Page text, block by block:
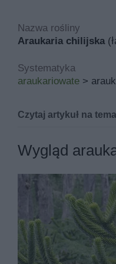
Nazwa rośliny
Araukaria chilijska
Systematyka
araukariowate >
Czytaj artykuł na
Małpie
W naszych
ogrodzie, zalicza się
Jeśli szukasz więcej
Małpie
Wygląd